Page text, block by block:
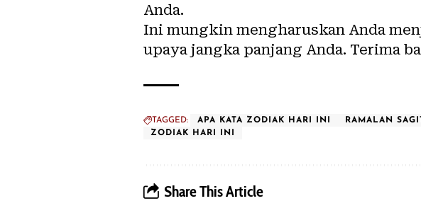
Anda.
Ini mungkin mengharuskan Anda
upaya jangka panjang Anda. Terima
TAGGED: APA KATA ZODIAK HARI INI RAMALAN
ZODIAK HARI INI
Share This Article